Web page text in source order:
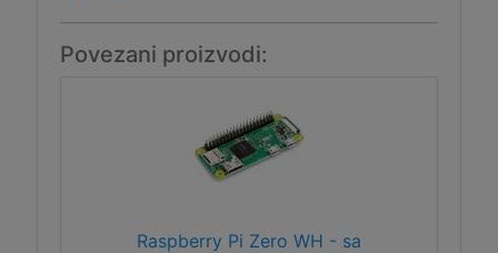
Povezani proizvodi:
Raspberry Pi Zero WH - sa